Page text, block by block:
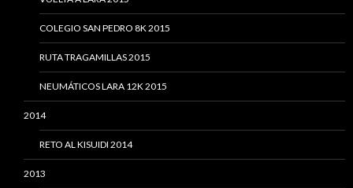
COLEGIO SAN PEDRO 8K 2015
RUTA TRAGAMILLAS 2015
NEUMÁTICOS LARA 12K 2015
2014
RETO AL KISUIDI 2014
2013